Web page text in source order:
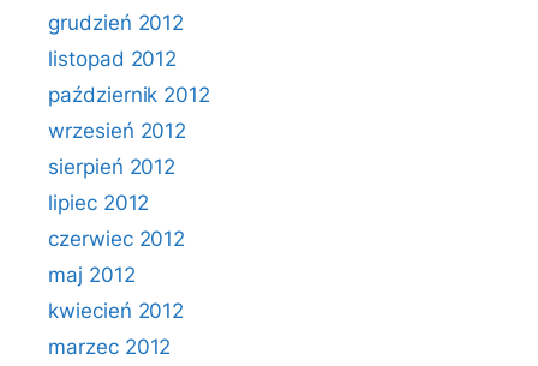
grudzień 2012
listopad 2012
październik 2012
wrzesień 2012
sierpień 2012
lipiec 2012
czerwiec 2012
maj 2012
kwiecień 2012
marzec 2012